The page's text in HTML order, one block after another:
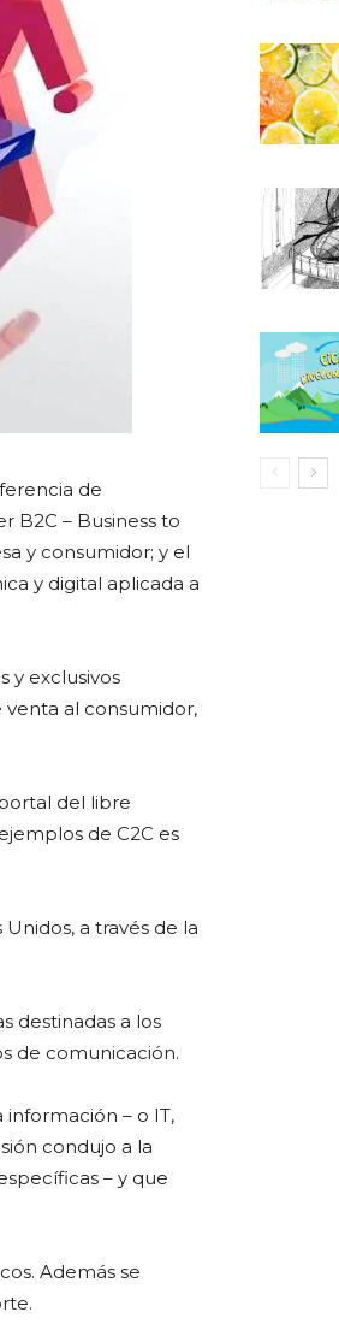
de
B2C – Business to
y consumidor; y el
y digital aplicada a
y exclusivos
al consumidor,
del libre
de C2C es
a través de la
destinadas a los
de comunicación.
– o IT,
condujo a la
– y que
Además se